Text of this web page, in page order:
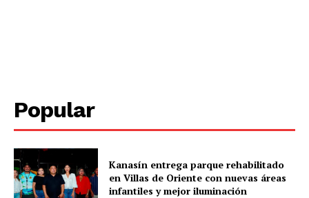
SUBSCRIBE NOW
Popular
Kanasín entrega parque rehabilitado
en Villas de Oriente con nuevas áreas
infantiles y mejor iluminación